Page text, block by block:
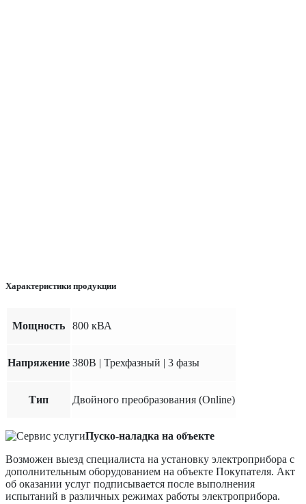
Характеристики продукции
Мощность 800 кВА
Напряжение 380В | Трехфазный | 3 фазы
Тип Двойного преобразования (Online)
Пуско-наладка на объекте
Возможен выезд специалиста на установку электроприбора с
дополнительным оборудованием на объекте Покупателя. Акт
об оказании услуг подписывается после выполнения
испытаний в различных режимах работы электроприбора.